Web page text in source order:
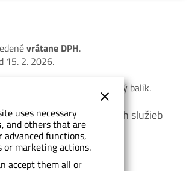
uses necessary
, and others that are
advanced functions,
or marketing actions.
accept them all or
vrátane DPH.
15. 2. 2026.
iba so službou Prémiový balík.
objednania uvedených služieb
Objednávka – pokyny